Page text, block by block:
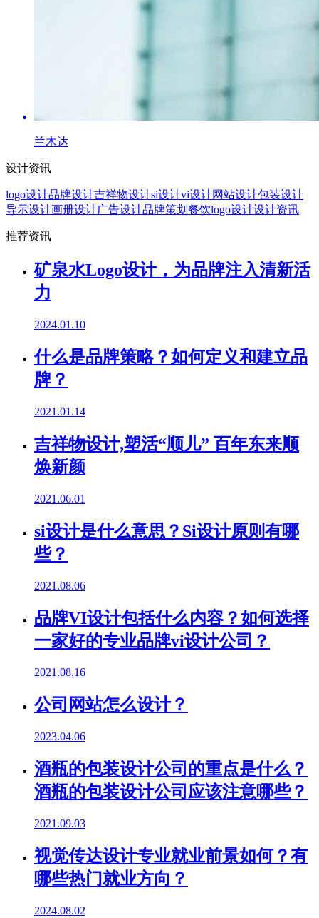
兰木达
设计资讯
logo设计品牌设计吉祥物设计si设计vi设计网站设计包装设计
导示设计画册设计广告设计品牌策划 餐饮logo设计设计资讯
推荐资讯
矿泉水Logo设计，为品牌注入清新活
力
2024.01.10
什么是品牌策略？如何定义和建立品
牌？
2021.01.14
吉祥物设计,塑活“顺儿” 百年东来顺
焕新颜
2021.06.01
si设计是什么意思？Si设计原则有哪
些？
2021.08.06
品牌VI设计包括什么内容？如何选择
一家好的专业品牌vi设计公司？
2021.08.16
公司网站怎么设计？
2023.04.06
酒瓶的包装设计公司的重点是什么？
酒瓶的包装设计公司应该注意哪些？
2021.09.03
视觉传达设计专业就业前景如何？有
哪些热门就业方向？
2024.08.02